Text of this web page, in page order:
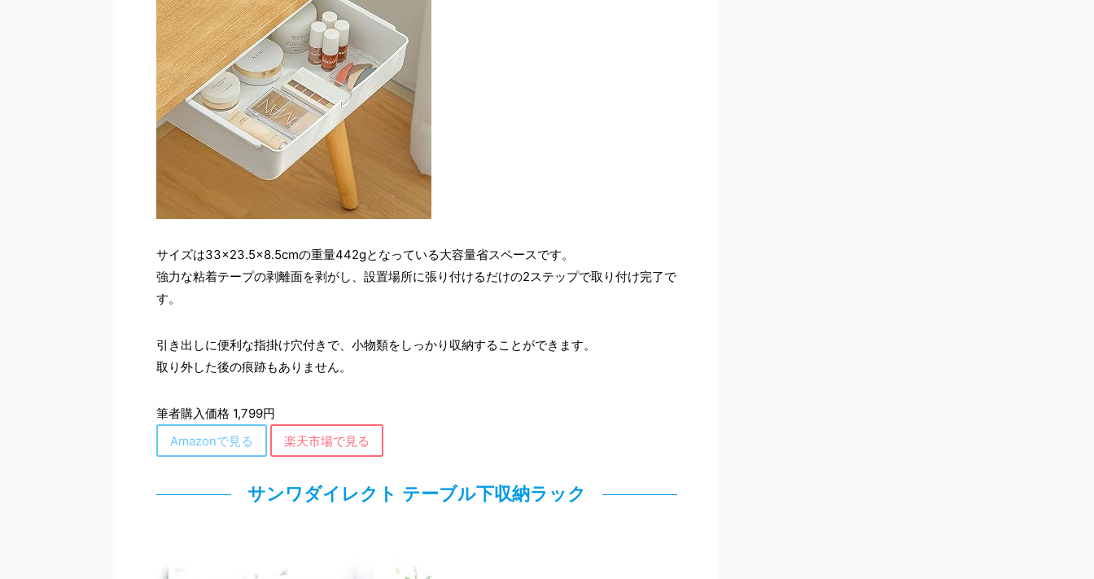
サイズは33×23.5×8.5cmの重量442gとなっている大容量省スペースです。
強力な粘着テープの剥離面を剥がし、設置場所に張り付けるだけの2ステップで取り付け完了で
す。
引き出しに便利な指掛け穴付きで、小物類をしっかり収納することができます。
取り外した後の痕跡もありません。
筆者購入価格 1,799円
Amazonで見る
楽天市場で見る
サンワダイレクト テーブル下収納ラック